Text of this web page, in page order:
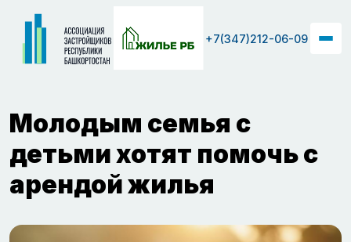
+7(347)212-06-09
Молодым семья с
детьми хотят помочь с
арендой жилья